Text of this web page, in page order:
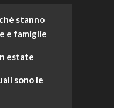
stanno
e famiglie
estate
sono le